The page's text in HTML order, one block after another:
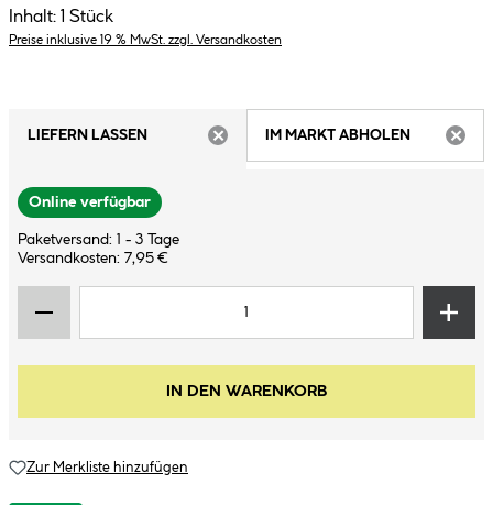
Inhalt: 1 Stück
Preise inklusive 19 % MwSt. zzgl. Versandkosten
LIEFERN LASSEN
IM MARKT ABHOLEN
Online verfügbar
Paketversand: 1 - 3 Tage
Versandkosten: 7,95 €
IN DEN WARENKORB
Zur Merkliste hinzufügen